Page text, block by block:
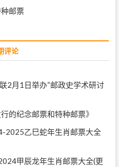
邮票
评论
2月1日举办“邮政史学术研讨
的纪念邮票和特种邮票》
2025乙巳蛇年生肖邮票大全
甲辰龙年生肖邮票大全(更